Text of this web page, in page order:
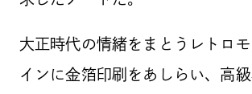
大正時代の情緒をまとうレトロ
インに金箔印刷をあしらい、高